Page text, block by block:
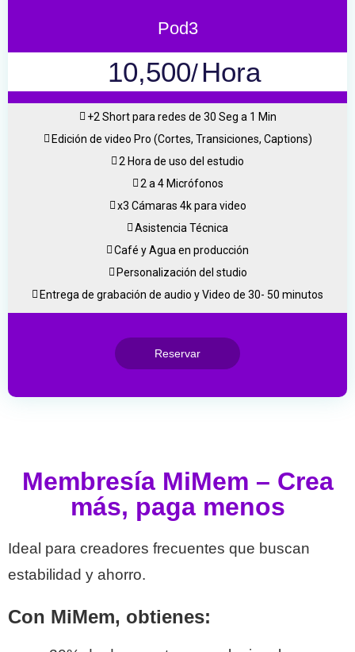
Pod3
10,500/Hora
+2 Short para redes de 30 Seg a 1 Min
Edición de video Pro (Cortes, Transiciones, Captions)
2 Hora de uso del estudio
2 a 4 Micrófonos
x3 Cámaras 4k para video
Asistencia Técnica
Café y Agua en producción
Personalización del studio
Entrega de grabación de audio y Video de 30- 50 minutos
Reservar
Membresía MiMem – Crea
más, paga menos
Ideal para creadores frecuentes que buscan
estabilidad y ahorro.
Con MiMem, obtienes: